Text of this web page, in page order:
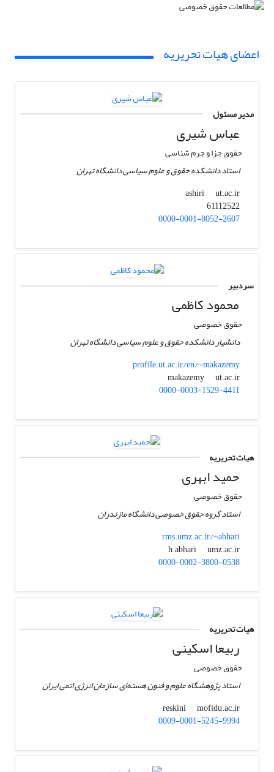
اعضای هیات تحریریه
مدیر مسئول
عباس شیری
حقوق جزا و جرم شناسی
استاد دانشکده حقوق و علوم سیاسی دانشگاه تهران
ashiri
ut.ac.ir
61112522
0000-0001-8052-2607
سردبیر
محمود کاظمی
حقوق خصوصی
دانشیار دانشکده حقوق و علوم سیاسی دانشگاه تهران
profile.ut.ac.ir/en/~makazemy
makazemy
ut.ac.ir
0000-0003-1529-4411
هیات تحریریه
حمید ابهری
حقوق خصوصی
استاد گروه حقوق خصوصی دانشگاه مازندران
rms.umz.ac.ir/~abhari
h.abhari
umz.ac.ir
0000-0002-3800-0538
هیات تحریریه
ربیعا اسکینی
حقوق خصوصی
استاد پژوهشگاه علوم و فنون هسته‌ای سازمان انرژی اتمی ایران
reskini
mofidu.ac.ir
0009-0001-5245-9994